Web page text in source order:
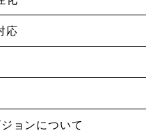
応
ョンについて